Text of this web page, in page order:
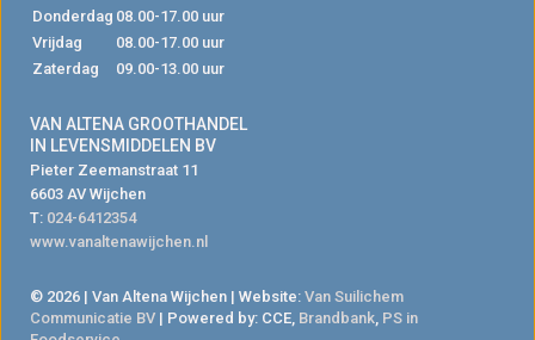
Donderdag 08.00-17.00 uur
Vrijdag
08.00-17.00 uur
Zaterdag
09.00-13.00 uur
VAN ALTENA GROOTHANDEL
IN LEVENSMIDDELEN BV
Pieter Zeemanstraat 11
6603 AV Wijchen
T: 024-6412354
www.vanaltenawijchen.nl
© 2026 | Van Altena Wijchen | Website: Van Suilichem
Communicatie BV | Powered by: CCE, Brandbank, PS in